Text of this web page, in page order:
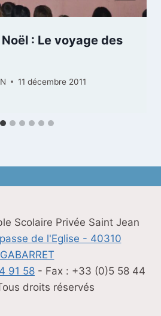
: Le voyage des
11 décembre 2011
Scolaire Privée Saint Jean
de l'Eglise - 40310
GABARRET
91 58 - Fax : +33 (0)5 58 44
droits réservés